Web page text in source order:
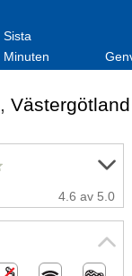
Sista
Minuten
, Västergötland
4.6 av 5.0